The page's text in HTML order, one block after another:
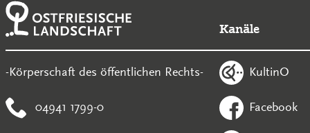
-Körperschaft des öffentlichen Rechts-
04941 1799-0
Kanäle
KultinO
Facebook